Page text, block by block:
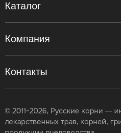
Контакты
Каталог
Компания
© 2011-2026, Русские корни —
лекарственных трав, корней,